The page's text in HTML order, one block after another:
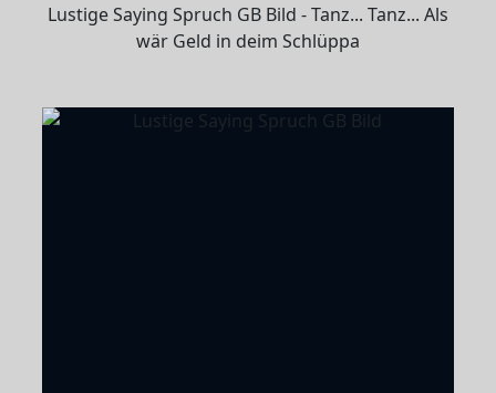
Lustige Saying Spruch GB Bild - Tanz... Tanz... Als
wär Geld in deim Schlüppa